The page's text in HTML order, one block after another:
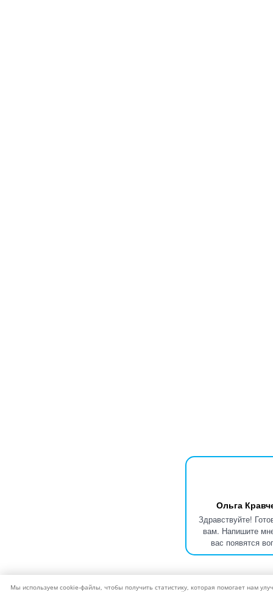
Ольга
Здравствуйте!
вам. Напишите
вас появятся
Мы используем cookie-файлы, чтобы получить статистику, которая помогает нам